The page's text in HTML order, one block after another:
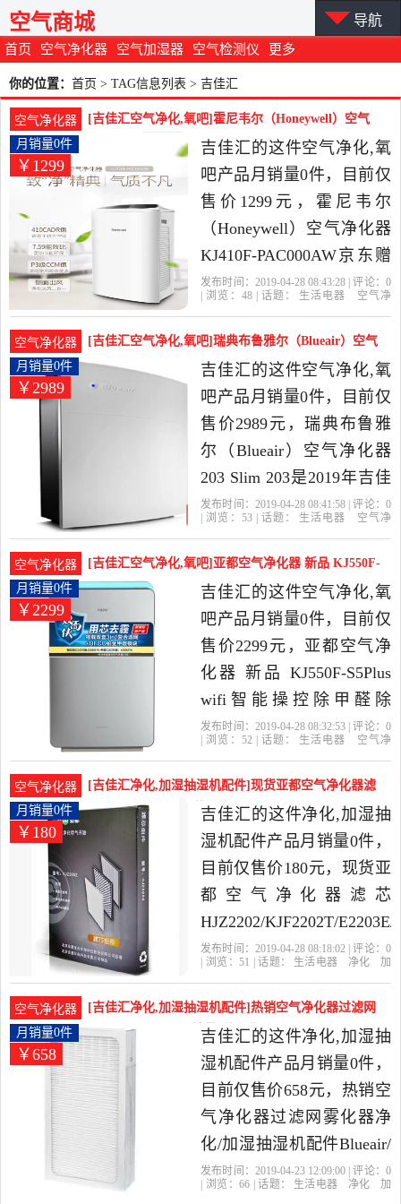
首页 空气净化器 空气加湿器 空气检测仪 更多
空气商城 导航
你的位置： 首页 > TAG信息列表 > 吉佳汇
空气净化器
[吉佳汇空气净化,氧吧]霍尼韦尔（Honeywell）空气
净月销量0件仅售1299元
￥1299
月销量0件
吉佳汇的这件空气净化,氧
吧产品月销量0件，目前仅
售价1299元，霍尼韦尔
（Honeywell）空气净化器
KJ410F-PAC000AW京东赠
品是2019年吉佳汇精选生
空气净化,氧吧，由北京发
货。
发布时间：2019-04-28 08:43:28 | 评论： 0
| 浏览： 48| 话题： 生活电器
空气净
空气净化器
[吉佳汇空气净化,氧吧]瑞典布鲁雅尔（Blueair）空气
净月销量0件仅售2989元
￥2989
月销量0件
吉佳汇的这件空气净化,氧
吧产品月销量0件，目前仅
售价2989元，瑞典布鲁雅
尔（Blueair）空气净化器
203 Slim 203是2019年吉佳
汇精选生活电器当中性价
由北京发货。
发布时间：2019-04-28 08:41:58 | 评论： 0
| 浏览： 53| 话题： 生活电器
空气净
空气净化器
[吉佳汇空气净化,氧吧]亚都空气净化器 新品 KJ550F-
月销量0件仅售2299元
￥2299
月销量0件
吉佳汇的这件空气净化,氧
吧产品月销量0件，目前仅
售价2299元，亚都空气净
化器 新品 KJ550F-S5Plus
wifi智能操控除甲醛除
PM2.5是2019年吉佳汇精选
的空气净化,氧吧，由北京
发货。
发布时间：2019-04-28 08:32:53 | 评论： 0
| 浏览： 52| 话题： 生活电器
空气净
空气净化器
[吉佳汇净化,加湿抽湿机配件]现货亚都空气净化器滤
芯HJZ2202月销量0件仅售180元
￥180
月销量0件
吉佳汇的这件净化,加湿抽
湿机配件产品月销量0件，
目前仅售价180元，现货亚
都空气净化器滤芯
HJZ2202/KJF2202T/E2203E/
是2019年吉佳汇精选生活
化,加湿抽湿机配件，由北
京发货。
发布时间：2019-04-28 08:18:02 | 评论： 0
| 浏览：51 | 话题： 生活电器 净化
加
空气净化器
[吉佳汇净化,加湿抽湿机配件]热销空气净化器过滤网
雾化器净化/加湿月销量0件仅售658元
￥658
月销量0件
吉佳汇的这件净化,加湿抽
湿机配件产品月销量0件，
目前仅售价658元，热销空
气净化器过滤网雾化器净
化/加湿抽湿机配件Blueair/
布鲁雅是2019年吉佳汇精
发布时间：2019-04-23 12:09:00 | 评论： 0
| 浏览：66 | 话题： 生活电器 净化
加